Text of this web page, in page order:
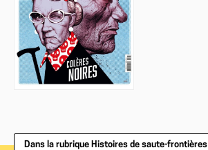
Dans la rubrique Histoires de saute-frontières